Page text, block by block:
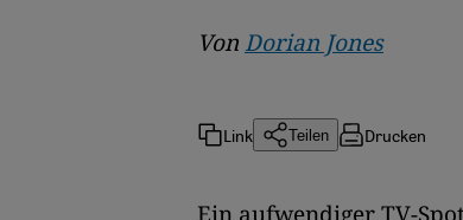
Von Dorian Jones
Link Teilen Drucken